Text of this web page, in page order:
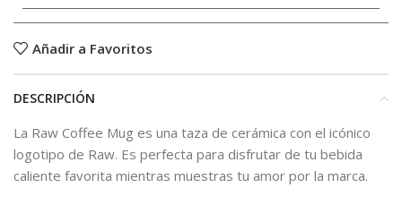
Añadir a Favoritos
DESCRIPCIÓN
La Raw Coffee Mug es una taza de cerámica con el icónico
logotipo de Raw. Es perfecta para disfrutar de tu bebida
caliente favorita mientras muestras tu amor por la marca.